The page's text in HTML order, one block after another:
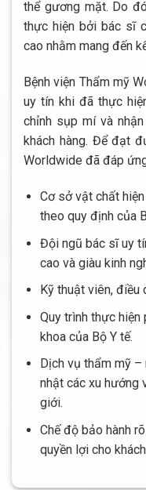
thể gương mặt. Do
thực hiện bởi bác sĩ
cao nhằm mang đến
Bệnh viện Thẩm mỹ
uy tín khi đã thực
chỉnh sụp mí và
khách hàng. Để đạt
Worldwide đã đáp
Cơ sở vật chất
theo quy định của
Đội ngũ bác sĩ uy
cao và giàu kinh
Kỹ thuật viên, điều
Quy trình thực hiện
khoa của Bộ Y tế.
Dịch vụ thẩm mỹ
nhật các xu hướng
giới.
Chế độ bảo hành
quyền lợi cho